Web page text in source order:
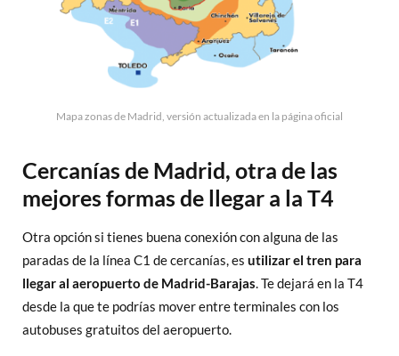
Mapa zonas de Madrid, versión actualizada en la página oficial
Cercanías de Madrid, otra de las
mejores formas de llegar a la T4
Otra opción si tienes buena conexión con alguna de las
paradas de la línea C1 de cercanías, es utilizar el tren para
llegar al aeropuerto de Madrid-Barajas. Te dejará en la T4
desde la que te podrías mover entre terminales con los
autobuses gratuitos del aeropuerto.